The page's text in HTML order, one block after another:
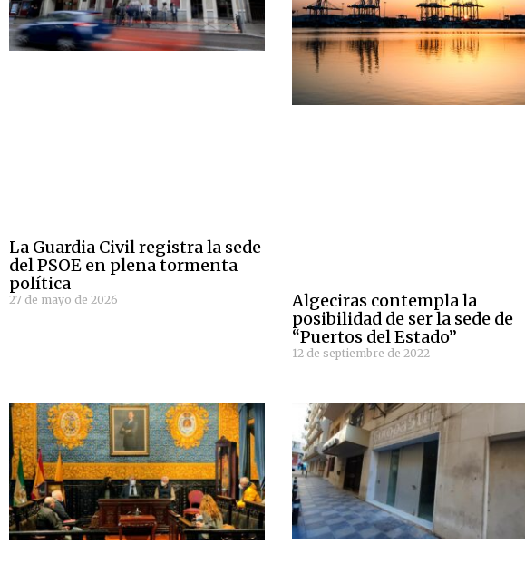
La Guardia Civil registra la sede
del PSOE en plena tormenta
política
27 de mayo de 2026
Algeciras contempla la
posibilidad de ser la sede de
“Puertos del Estado”
12 de septiembre de 2022